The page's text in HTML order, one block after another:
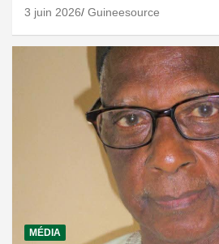
3 juin 2026 Guineesource
MÉDIA